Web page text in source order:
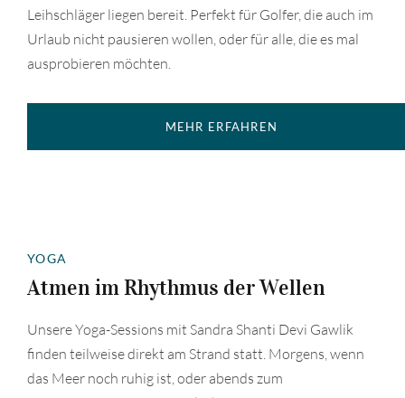
Leihschläger liegen bereit. Perfekt für Golfer, die auch im
Urlaub nicht pausieren wollen, oder für alle, die es mal
ausprobieren möchten.
MEHR ERFAHREN
YOGA
Atmen im Rhythmus der Wellen
Unsere Yoga-Sessions mit Sandra Shanti Devi Gawlik
finden teilweise direkt am Strand statt. Morgens, wenn
das Meer noch ruhig ist, oder abends zum